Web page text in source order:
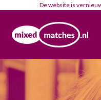
De website is